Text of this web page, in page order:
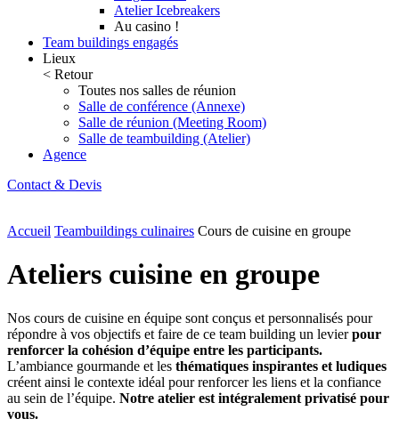
Atelier Icebreakers
Au casino !
Team buildings engagés
Lieux
< Retour
Toutes nos salles de réunion
Salle de conférence (Annexe)
Salle de réunion (Meeting Room)
Salle de teambuilding (Atelier)
Agence
Contact & Devis
Accueil Teambuildings culinaires Cours de cuisine en groupe
Ateliers cuisine en groupe
Nos cours de cuisine en équipe sont conçus et personnalisés pour
répondre à vos objectifs et faire de ce team building un levierpour
renforcer la cohésion d’équipe entre les participants.
L’ambiance gourmande et les thématiques inspirantes et ludiques
créent ainsi le contexte idéal pour renforcer les liens et la confiance
au sein de l’équipe. Notre atelier est intégralement privatisé pour
vous.